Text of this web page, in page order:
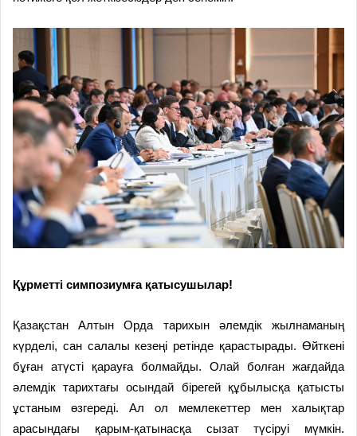
Құрметті симпозиумға қатысушылар!
Қазақстан Алтын Орда тарихын әлемдік жылнаманың
күрделі, сан салалы кезеңі ретінде қарастырады. Өйткені
бұған атүсті қарауға болмайды. Олай болған жағдайда
әлемдік тарихтағы осындай бірегей құбылысқа қатысты
ұстаным өзгереді. Ал ол мемлекеттер мен халықтар
арасындағы қарым-қатынасқа сызат түсіруі мүмкін.